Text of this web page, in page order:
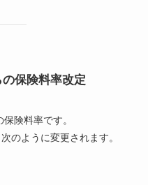
保険料率改定
険料率です。
のように変更されます。